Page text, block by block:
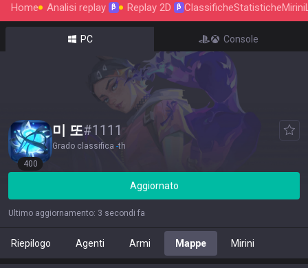
Home Analisi replay β Replay 2D β ClassificheStatisticheMirini
PC Console
400
미 또#1111
Grado classifica -th
Aggiornato
Ultimo aggiornamento: 3 secondi fa
Riepilogo Agenti Armi Mappe Mirini